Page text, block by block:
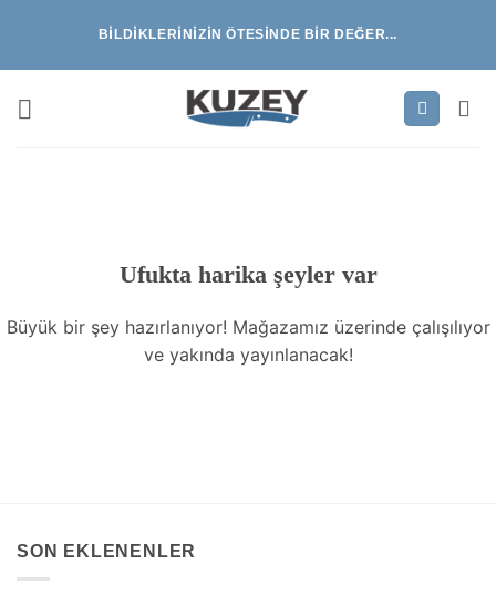
BILDIKLERINIZIN ÖTESINDE BIR DEĞER...
Ufukta harika şeyler var
Büyük bir şey hazırlanıyor! Mağazamız üzerinde çalışılıyor
ve yakında yayınlanacak!
SON EKLENENLER